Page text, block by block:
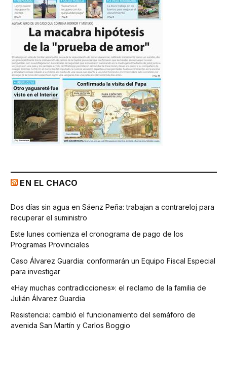
EN EL CHACO
Dos días sin agua en Sáenz Peña: trabajan a contrareloj para
recuperar el suministro
Este lunes comienza el cronograma de pago de los
Programas Provinciales
Caso Álvarez Guardia: conformarán un Equipo Fiscal Especial
para investigar
«Hay muchas contradicciones»: el reclamo de la familia de
Julián Álvarez Guardia
Resistencia: cambió el funcionamiento del semáforo de
avenida San Martín y Carlos Boggio